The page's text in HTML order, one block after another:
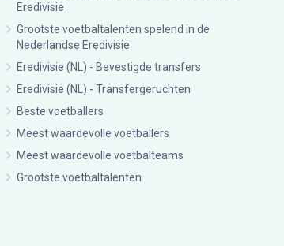
Eredivisie
Grootste voetbaltalenten spelend in de
Nederlandse Eredivisie
Eredivisie (NL) - Bevestigde transfers
Eredivisie (NL) - Transfergeruchten
Beste voetballers
Meest waardevolle voetballers
Meest waardevolle voetbalteams
Grootste voetbaltalenten